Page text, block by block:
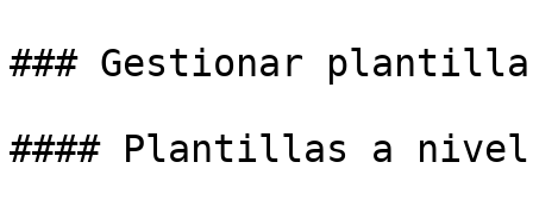
### Gestionar
#### Plantillas a nivel